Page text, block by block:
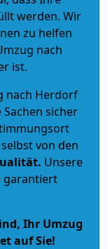
werden. Wir
zu helfen
nach
ist.
nach Herdorf
sicher
von den
. Unsere
garantiert
Ihr Umzug
auf Sie!